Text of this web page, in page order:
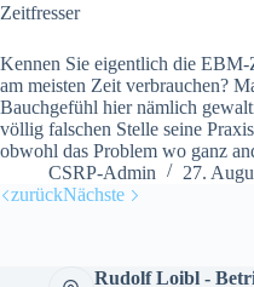
Zeitfresser
Kennen Sie eigentlich die
am meisten Zeit verbrauchen?
Bauchgefühl hier nämlich
völlig falschen Stelle seine
obwohl das Problem wo ganz
CSRP-Admin
27.
zurückNächste
Rudolf Loibl -